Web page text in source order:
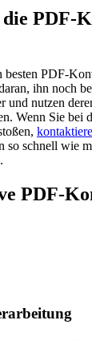
PDF-
besten PDF-
ihn noch
und nutzen
Wenn Sie bei
so schnell wie
PDF-